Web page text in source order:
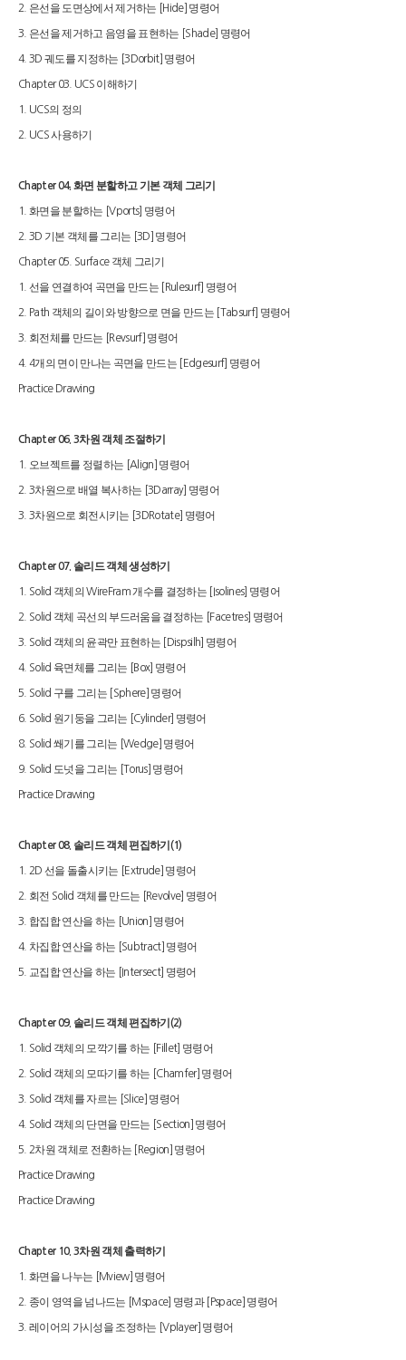
2. 은선을 도면상에서 제거하는 [Hide] 명령어
3. 은선을 제거하고 음영을 표현하는 [Shade] 명령어
4. 3D 궤도를 지정하는 [3Dorbit] 명령어
Chapter 03. UCS 이해하기
1. UCS의 정의
2. UCS사용하기
Chapter 04. 화면 분할하고 기본 객체 그리기
1. 화면을 분할하는 [Vports] 명령어
2. 3D 기본 객체를 그리는 [3D] 명령어
Chapter 05. Surface 객체 그리기
1. 선을 연결하여 곡면을 만드는 [Rulesurf] 명령어
2. Path 객체의 길이와 방향으로 면을 만드는 [Tabsurf] 명령어
3. 회전체를 만드는 [Revsurf] 명령어
4. 4개의 면이 만나는 곡면을 만드는 [Edgesurf] 명령어
Practice Drawing
Chapter 06. 3차원 객체 조절하기
1. 오브젝트를 정렬하는 [Align] 명령어
2. 3차원으로 배열 복사하는 [3Darray] 명령어
3. 3차원으로 회전시키는 [3DRotate] 명령어
Chapter 07. 솔리드 객체 생성하기
1. Solid 객체의WireFram 개수를 결정하는 [Isolines] 명령어
2. Solid 객체 곡선의 부드러움을 결정하는 [Facetres] 명령어
3. Solid 객체의 윤곽만 표현하는 [Dispsilh] 명령어
4. Solid 육면체를 그리는 [Box] 명령어
5. Solid 구를 그리는 [Sphere] 명령어
6. Solid 원기둥을 그리는 [Cylinder] 명령어
8. Solid 쐐기를 그리는 [Wedge] 명령어
9. Solid 도넛을 그리는 [Torus] 명령어
Practice Drawing
Chapter 08. 솔리드 객체 편집하기(1)
1. 2D 선을 돌출시키는 [Extrude] 명령어
2. 회전 Solid 객체를 만드는 [Revolve] 명령어
3. 합집합 연산을 하는 [Union] 명령어
4. 차집합 연산을 하는 [Subtract] 명령어
5. 교집합 연산을 하는 [Intersect] 명령어
Chapter 09. 솔리드 객체 편집하기(2)
1. Solid 객체의 모깍기를 하는 [Fillet] 명령어
2. Solid 객체의 모따기를 하는 [Chamfer] 명령어
3. Solid 객체를 자르는 [Slice] 명령어
4. Solid 객체의 단면을 만드는 [Section] 명령어
5. 2차원 객체로 전환하는 [Region] 명령어
Practice Drawing
Practice Drawing
Chapter 10. 3차원 객체 출력하기
1. 화면을 나누는 [Mview] 명령어
2. 종이 영역을 넘나드는 [Mspace] 명령과 [Pspace] 명령어
3. 레이어의 가시성을 조정하는 [Vplayer] 명령어